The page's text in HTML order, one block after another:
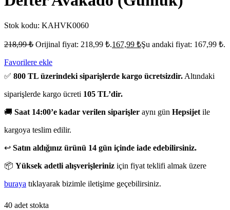
Stok kodu: KAHVK0060
218,99₺ Orijinal fiyat: 218,99 ₺.167,99 ₺Şu andaki fiyat: 167,99 ₺.
Favorilere ekle
✅ 800 TL üzerindeki siparişlerde kargo ücretsizdir. Altındaki
siparişlerde kargo ücreti 105 TL’dir.
🚚 Saat 14:00’e kadar verilen siparişler aynı gün Hepsijet ile
kargoya teslim edilir.
↩️ Satın aldığınız ürünü 14 gün içinde iade edebilirsiniz.
📦 Yüksek adetli alışverişleriniz için fiyat teklifi almak üzere
buraya tıklayarak bizimle iletişime geçebilirsiniz.
40 adet stokta